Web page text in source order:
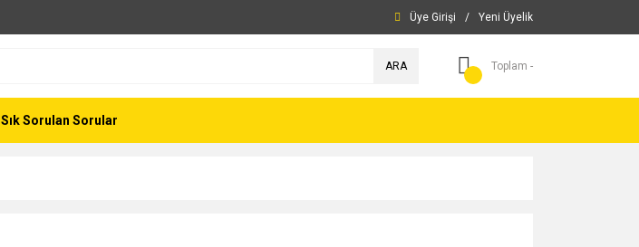
Üye Girişi / Yeni Üyelik
ARA Toplam -
Sık Sorulan Sorular